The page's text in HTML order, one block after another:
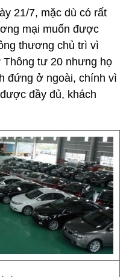
21/7, mặc dù có rất
mại muốn được
thương chủ trì vì
tư 20 nhưng họ
đứng ở ngoài, chính vì
đầy đủ, khách